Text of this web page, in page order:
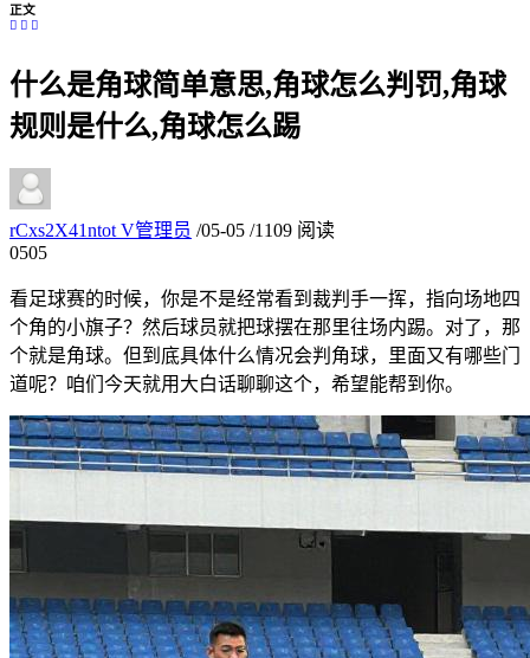
正文
什么是角球简单意思,角球怎么判罚,角球
规则是什么,角球怎么踢
rCxs2X41ntot V管理员 /05-05 /1109 阅读
0505
看足球赛的时候，你是不是经常看到裁判手一挥，指向场地四
个角的小旗子？然后球员就把球摆在那里往场内踢。对了，那
个就是角球。但到底具体什么情况会判角球，里面又有哪些门
道呢？咱们今天就用大白话聊聊这个，希望能帮到你。